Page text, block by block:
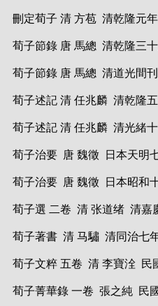
刪定荀子 清 方苞 清乾隆元
荀子節錄 唐 馬總 清乾隆三
荀子節錄 唐 馬總 清道光間
荀子述記 清 任兆麟 清乾隆
荀子述記 清 任兆麟 清光緒
荀子治要 唐 魏徵 日本天明
荀子治要 唐 魏徵 日本昭和
荀子選 二卷 清 张道绪 清嘉
荀子著書 清 马驌 清同治七
荀子文粹 五卷 清 李寶洤 民
荀子菁華錄 一卷 張之純 民